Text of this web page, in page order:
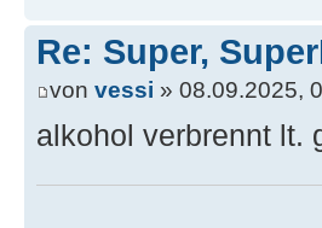
Re: Super,
von vessi » 08.09.2025,
alkohol verbrennt lt.